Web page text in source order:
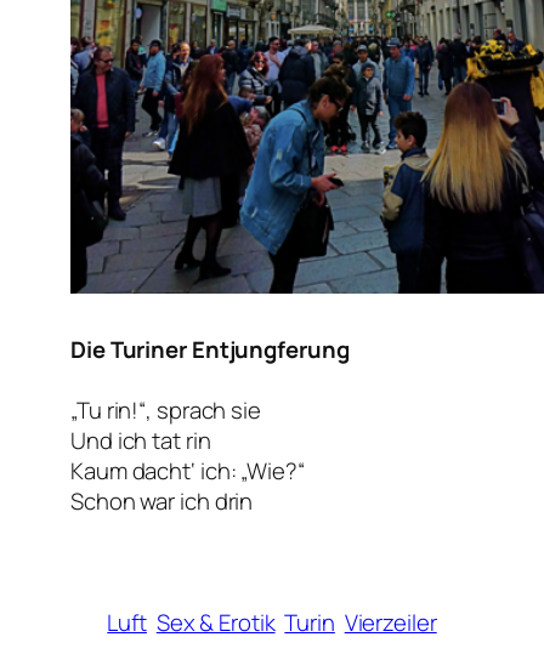
Die Turiner Entjungferung
„Tu rin!“, sprach sie
Und ich tat rin
Kaum dacht‘ ich: „Wie?“
Schon war ich drin
Luft Sex & Erotik Turin Vierzeiler